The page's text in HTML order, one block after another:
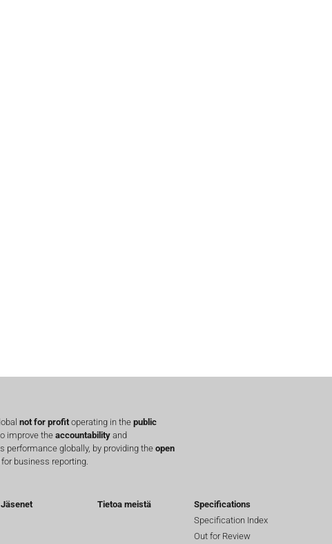
not for profitoperating in the public
improve theaccountability and
performance globally, by providing the open
for business reporting.
Jäsenet Tietoa meistä
Specifications
Specification Index
Out for Review